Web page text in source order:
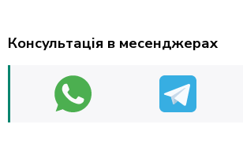
Консультація в месенджерах